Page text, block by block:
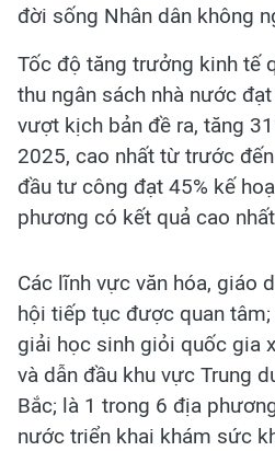
đời sống Nhân dân không
Tốc độ tăng trưởng kinh tế
thu ngân sách nhà nước
vượt kịch bản đề ra, tăng
2025, cao nhất từ trước
đầu tư công đạt 45% kế
phương có kết quả cao
Các lĩnh vực văn hóa, giáo
hội tiếp tục được quan
giải học sinh giỏi quốc gia
và dẫn đầu khu vực Trung
Bắc; là 1 trong 6 địa
nước triển khai khám sức